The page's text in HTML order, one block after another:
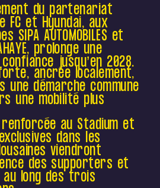
du partenariat
FC et Hyundai, aux
SIPA AUTOMOBILES et
prolonge une
jusqu’en 2028.
ancrée localement,
une démarche commune
une mobilité plus
au Stadium et
dans les
viendront
des supporters et
long des trois